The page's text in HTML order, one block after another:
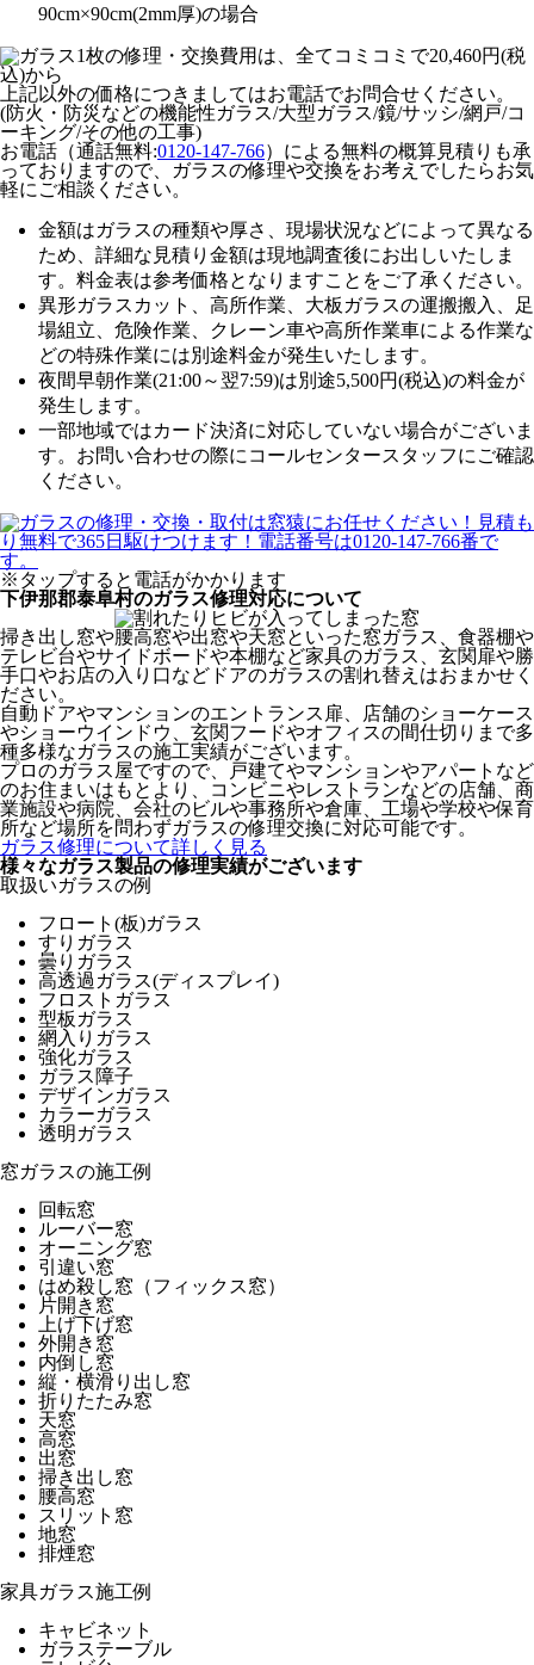
90cm×90cm(2mm厚)の場合
上記以外の価格につきましてはお電話でお問合せください。
(防火・防災などの機能性ガラス/大型ガラス/鏡/サッシ/網戸/コ
ーキング/その他の工事)
お電話（通話無料:0120-147-766）による無料の概算見積りも承
っておりますので、ガラスの修理や交換をお考えでしたらお気
軽にご相談ください。
金額はガラスの種類や厚さ、現場状況などによって異なる
ため、 詳細な見積り金額は現地調査後にお出しいたしま
す。 料金表は参考価格となりますことをご了承ください。
異形ガラスカット、高所作業、大板ガラスの運搬搬入、足
場組立、危険作業、クレーン車や高所作業車による作業な
どの特殊作業には別途料金が発生いたします。
夜間早朝作業(21:00～翌7:59)は別途5,500円(税込)の料金が
発生します。
一部地域ではカード決済に対応していない場合がございま
す。お問い合わせの際にコールセンタースタッフにご確認
ください。
※タップすると電話がかかります
下伊那郡泰阜村のガラス修理対応について
掃き出し窓や腰高窓や出窓や天窓といった窓ガラス、食器棚や
テレビ台やサイドボードや本棚など家具のガラス、玄関扉や勝
手口やお店の入り口などドアのガラスの割れ替えはおまかせく
ださい。
自動ドアやマンションのエントランス扉、店舗のショーケース
やショーウインドウ、玄関フードやオフィスの間仕切りまで多
種多様なガラスの施工実績がございます。
プロのガラス屋ですので、戸建てやマンションやアパートなど
のお住まいはもとより、コンビニやレストランなどの店舗、商
業施設や病院、会社のビルや事務所や倉庫、工場や学校や保育
所など場所を問わずガラスの修理交換に対応可能です。
ガラス修理について詳しく見る
様々なガラス製品の修理実績がございます
取扱いガラスの例
フロート(板)ガラス
すりガラス
曇りガラス
高透過ガラス(ディスプレイ)
フロストガラス
型板ガラス
網入りガラス
強化ガラス
ガラス障子
デザインガラス
カラーガラス
透明ガラス
窓ガラスの施工例
回転窓
ルーバー窓
オーニング窓
引違い窓
はめ殺し窓（フィックス窓）
片開き窓
上げ下げ窓
外開き窓
内倒し窓
縦・横滑り出し窓
折りたたみ窓
天窓
高窓
出窓
掃き出し窓
腰高窓
スリット窓
地窓
排煙窓
家具ガラス施工例
キャビネット
ガラステーブル